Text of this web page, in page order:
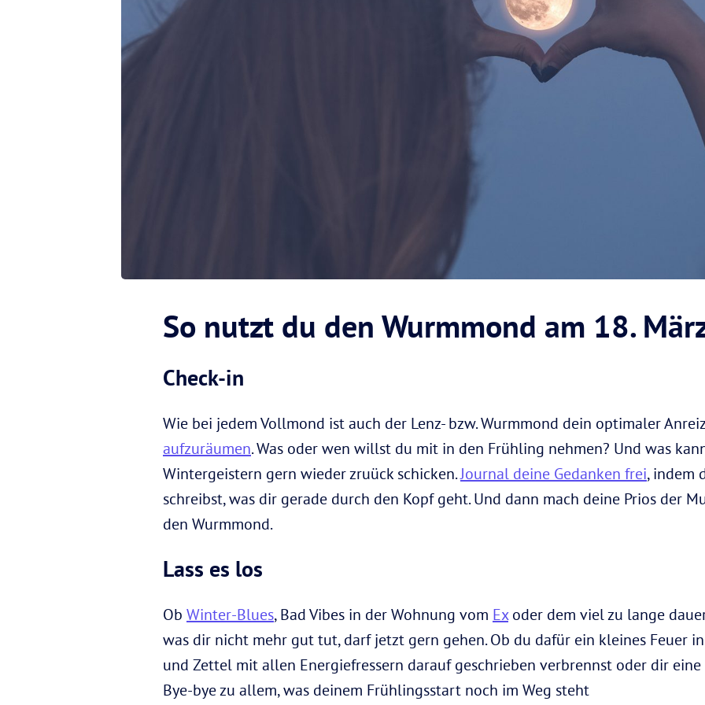
So nutzt du den Wurmmond am 18.
Check-in
Wie bei jedem Vollmond ist auch der Lenz- bzw. Wurmmond dein optimaler
aufzuräumen. Was oder wen willst du mit in den Frühling nehmen? Und was
Wintergeistern gern wieder zruück schicken.Journal deine Gedanken frei, indem
schreibst, was dir gerade durch den Kopf geht. Und dann mach deine Prios der
den Wurmmond.
Lass es los
Ob Winter-Blues, Bad Vibes in der Wohnung vom Exoder dem viel zu lange
was dir nicht mehr gut tut, darf jetzt gern gehen. Ob du dafür ein kleines Feuer
und Zettel mit allen Energiefressern darauf geschrieben verbrennst oder dir eine
Bye-bye zu allem, was deinem Frühlingsstart noch im Weg steht